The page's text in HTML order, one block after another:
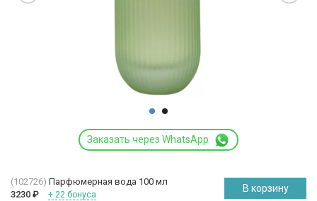
Заказать через WhatsApp
(102726) Парфюмерная вода 100 мл
3230 ₽ + 22 бонуса
В корзину